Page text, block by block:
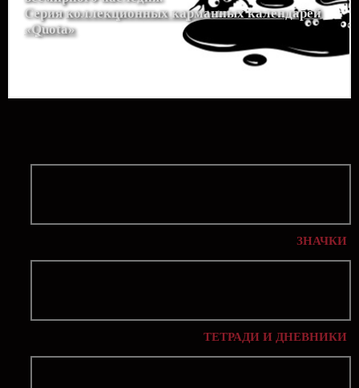
Серияколлекционных карманных календарей
«Quota»
ЗНАЧКИ
ТЕТРАДИ И ДНЕВНИКИ